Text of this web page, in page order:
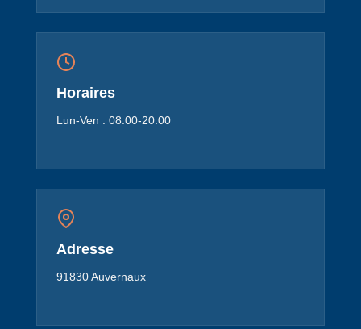
Horaires
Lun-Ven : 08:00-20:00
Adresse
91830 Auvernaux